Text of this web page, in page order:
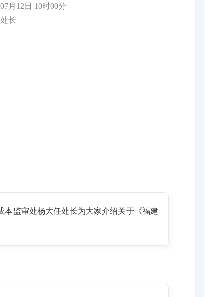
12日 10时00分
长
监审处杨大任处长为大家介绍关于《福建